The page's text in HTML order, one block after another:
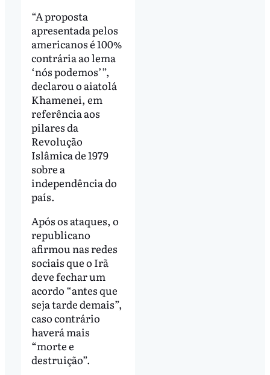
“A proposta
apresentada pelos
americanos é 100%
contrária ao lema
‘nós podemos’”,
declarou o aiatolá
Khamenei, em
referência aos
pilares da
Revolução
Islâmica de 1979
sobre a
independência do
país.
Após os ataques, o
republicano
afirmou nas redes
sociais que o Irã
deve fechar um
acordo “antes que
seja tarde demais”,
caso contrário
haverá mais
“morte e
destruição”.